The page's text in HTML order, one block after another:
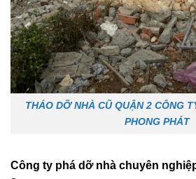
THÁO DỠ NHÀ CŨ QUẬN 2 CÔNG
PHONG PHÁT
Công ty phá dỡ nhà chuyên